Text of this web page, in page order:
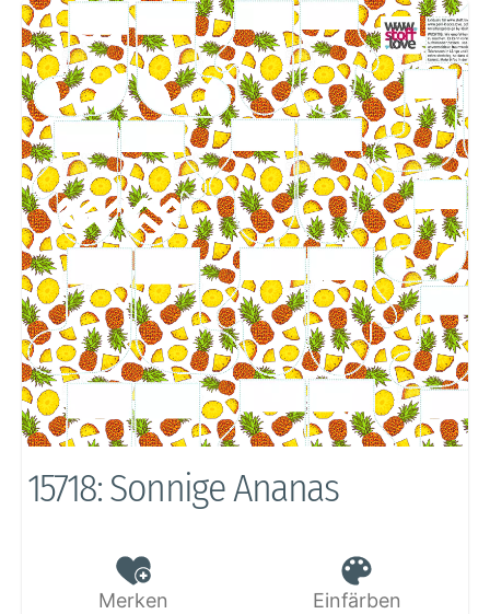
15718: Sonnige Ananas
Merken Einfärben